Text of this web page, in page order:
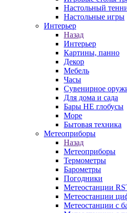
Настольный
Настольные игры
Интерьер
Назад
Интерьер
Картины, панно
Декор
Мебель
Часы
Сувенирное
Для дома и сада
Бары НЕ глобусы
Море
Бытовая техника
Метеоприборы
Назад
Метеоприборы
Термометры
Барометры
Погодники
Метеостанции
Метеостанции
Метеостанции с